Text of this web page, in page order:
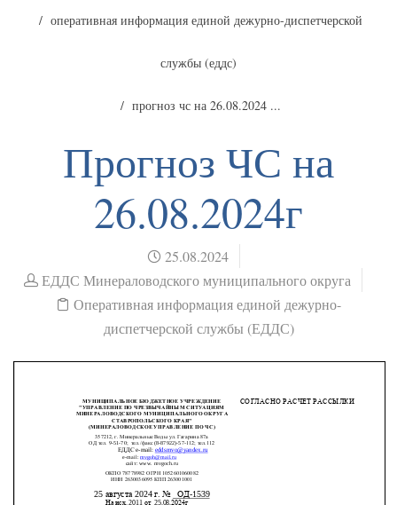
оперативная информация единой дежурно-диспетчерской
службы (еддс)
прогноз чс на 26.08.2024 ...
Прогноз ЧС на
26.08.2024г
25.08.2024
ЕДДС Минераловодского муниципального округа
Оперативная информация единой дежурно-
диспетчерской службы (ЕДДС)